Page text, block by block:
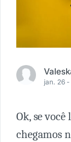
jan. 26 -
Ok, se você
chegamos